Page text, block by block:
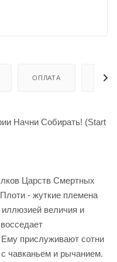
ОПЛАТА
Начни Собирать! (Start
Царств Смертных
- жуткие племена
величия и
прислуживают сотни
чавканьем и рычанием.